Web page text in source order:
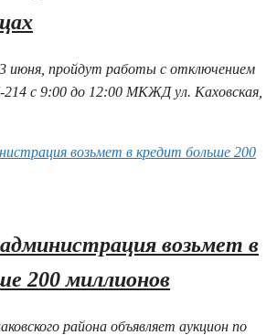
июня, пройдут работы с отключением
214 с 9:00 до 12:00 МКЖД ул. Каховская,
администрация возьмет в
200 миллионов
района объявляет аукцион по